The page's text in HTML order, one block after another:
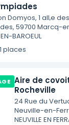
Domyos, 1 all‚e des
59700 Marcq-
BAROEUL
places
Aire de
Rocheville
24 Rue du
Neuville-en-
NEUVILLE EN